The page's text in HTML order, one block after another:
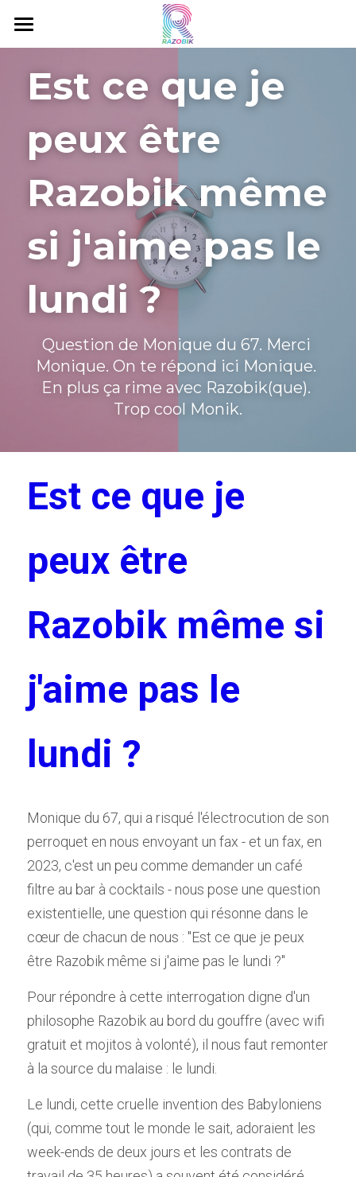
Accueil
C'est quoi le Razobik ?
Eau Minérale
Gorillox
Contact
Est ce que je
peux être
Razobik même
si j'aime pas le
lundi ?
Question de Monique du 67. Merci
Monique. On te répond ici Monique.
En plus ça rime avec Razobik(que).
Trop cool Monik.
Est ce que je
peux être
Razobik même si
j'aime pas le
lundi ?
Monique du 67, qui a risqué l'électrocution de son
perroquet en nous envoyant un fax - et un fax, en
2023, c'est un peu comme demander un café
filtre au bar à cocktails - nous pose une question
existentielle, une question qui résonne dans le
cœur de chacun de nous : "Est ce que je peux
être Razobik même si j'aime pas le lundi ?"
Pour répondre à cette interrogation digne d'un
philosophe Razobik au bord du gouffre (avec wifi
gratuit et mojitos à volonté), il nous faut remonter
à la source du malaise : le lundi.
Le lundi, cette cruelle invention des Babyloniens
(qui, comme tout le monde le sait, adoraient les
week-ends de deux jours et les contrats de